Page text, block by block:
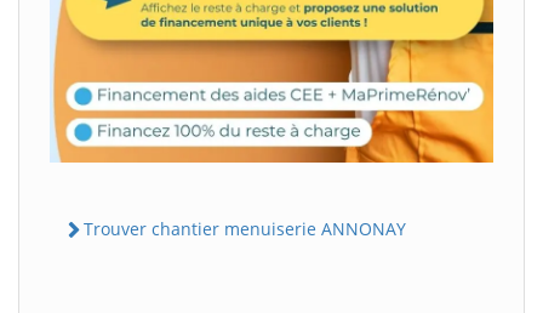
Trouver chantier menuiserie ANNONAY